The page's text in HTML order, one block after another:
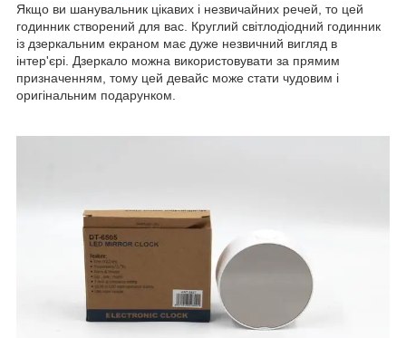
Якщо ви шанувальник цікавих і незвичайних речей, то цей
годинник створений для вас. Круглий світлодіодний годинник
із дзеркальним екраном має дуже незвичний вигляд в
інтер'єрі. Дзеркало можна використовувати за прямим
призначенням, тому цей девайс може стати чудовим і
оригінальним подарунком.